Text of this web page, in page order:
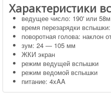
Характеристики
ведущее число: 190' или
время перезарядки
поворотная голова: наклон
зум: 24 — 105 мм
ЖКИ экран
режим ведущей вспышки
режим ведомой вспышки
питание: 4xAA